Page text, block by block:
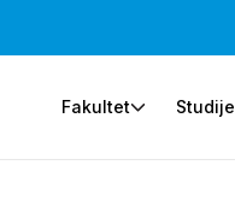
Fakultet Studije